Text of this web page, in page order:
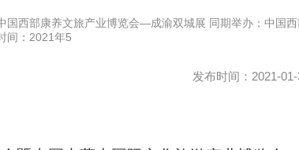
国西部康养文旅产业博览会—成渝双城展 同期举办：中国西
间：2021年5
发布时间：2021-01-